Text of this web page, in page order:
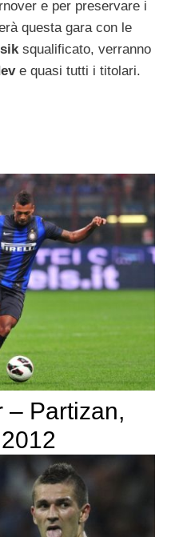
e per preservare i
questa gara con le
squalificato, verranno
e quasi tutti i titolari.
– Partizan,